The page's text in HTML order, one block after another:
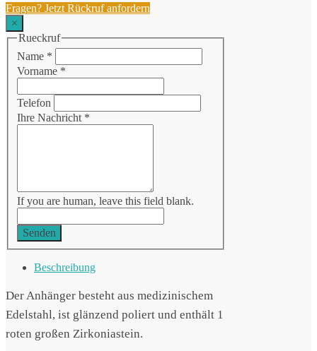
Fragen? Jetzt Rückruf anfordern
×
Rueckruf
Name *
Vorname *
Telefon
Ihre Nachricht *
If you are human, leave this field blank.
Senden
Beschreibung
Der Anhänger besteht aus medizinischem
Edelstahl, ist glänzend poliert und enthält 1
roten großen Zirkoniastein.